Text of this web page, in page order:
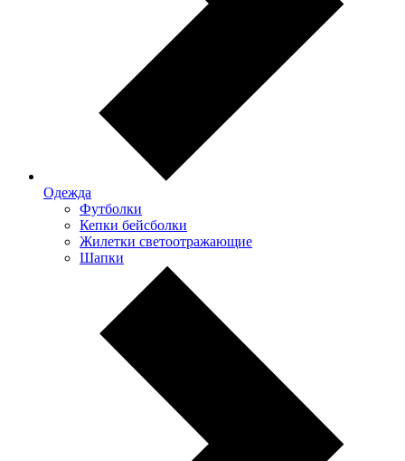
Одежда
Футболки
Кепки бейсболки
Жилетки светоотражающие
Шапки